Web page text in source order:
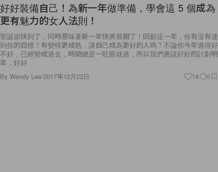
好好裝備自己！為新一年做準備，學會這 5 個成為
更有魅力的女人法則！
聖誕節快到了，同時意味著新一年快將展開了！回顧這一年，你有沒有達
到你的目標？有變得更成熟，讓自己成為更好的人嗎？不論你今年過得好
不好，已經變成過去，時間總是一眨眼就過，所以我們應該好好的計劃明
年，好好
By Wendy Lee/2017年12月22日 16 0